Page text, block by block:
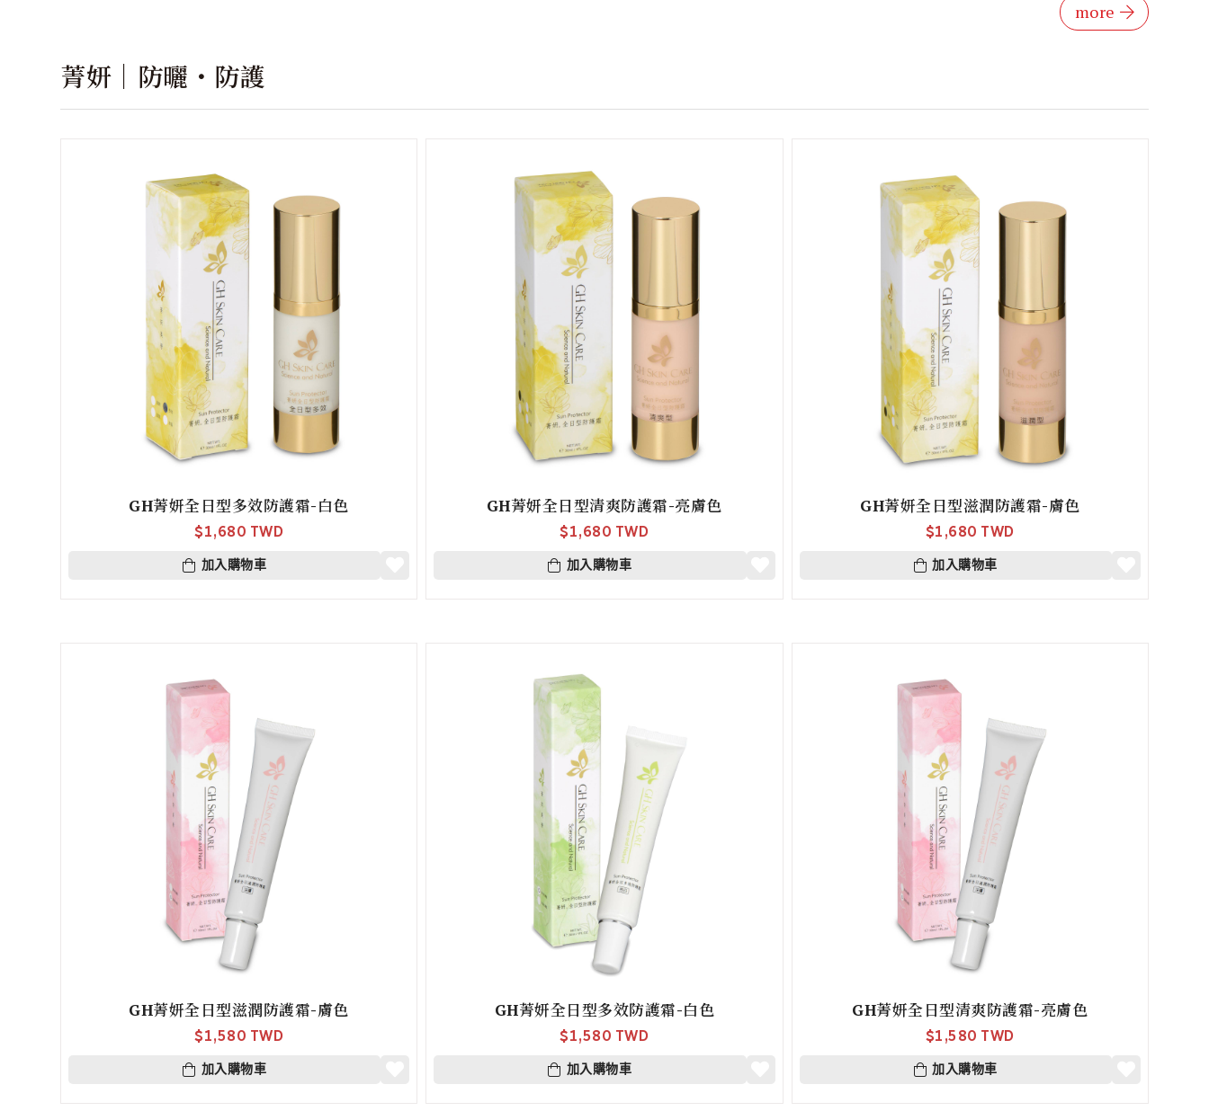
more
菁妍｜防曬・防護
GH菁妍全日型多效防護霜-白色
$1,680 TWD
加入購物車
GH菁妍全日型清爽防護霜-亮膚色
$1,680 TWD
加入購物車
GH菁妍全日型滋潤防護霜-膚色
$1,680 TWD
加入購物車
GH菁妍全日型滋潤防護霜-膚色
$1,580 TWD
加入購物車
GH菁妍全日型多效防護霜-白色
$1,580 TWD
加入購物車
GH菁妍全日型清爽防護霜-亮膚色
$1,580 TWD
加入購物車